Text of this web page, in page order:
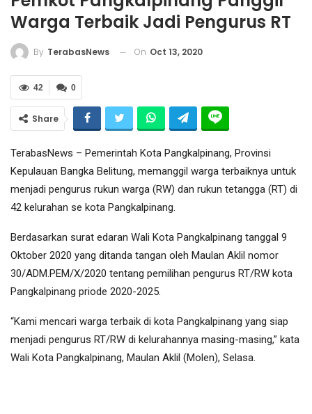
Warga Terbaik Jadi Pengurus RT
By TerabasNews On Oct 13, 2020
0
42
Share
TerabasNews – Pemerintah Kota Pangkalpinang, Provinsi
Kepulauan Bangka Belitung, memanggil warga terbaiknya untuk
menjadi pengurus rukun warga (RW) dan rukun tetangga (RT) di
42 kelurahan se kota Pangkalpinang.
Berdasarkan surat edaran Wali Kota Pangkalpinang tanggal 9
Oktober 2020 yang ditanda tangan oleh Maulan Aklil nomor
30/ADM.PEM/X/2020 tentang pemilihan pengurus RT/RW kota
Pangkalpinang priode 2020-2025.
“Kami mencari warga terbaik di kota Pangkalpinang yang siap
menjadi pengurus RT/RW di kelurahannya masing-masing,” kata
Wali Kota Pangkalpinang, Maulan Aklil (Molen), Selasa.